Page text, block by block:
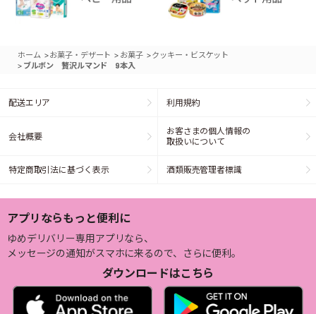
ホーム >お菓子・デザート > お菓子 >クッキー・ビスケット
> ブルボン 贅沢ルマンド 9本入
配送エリア 利用規約
会社概要
お客さまの個人情報の
取扱いについて
特定商取引法に基づく表示 酒類販売管理者標識
アプリならもっと便利に
ゆめデリバリー専用アプリなら、
メッセージの通知がスマホに来るので、さらに便利。
ダウンロードはこちら